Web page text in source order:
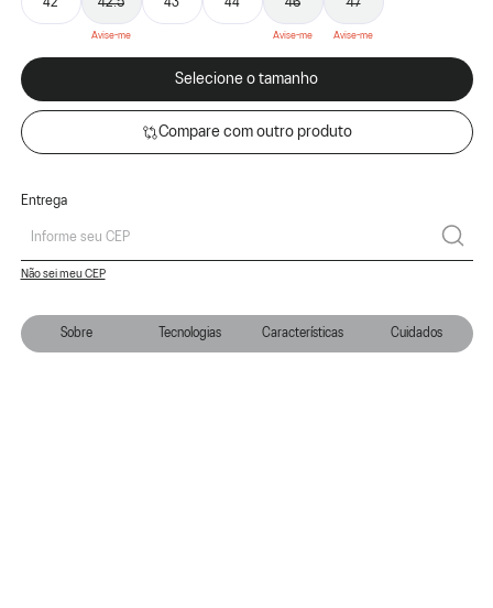
Sobre Tecnologias Características Cuidados
Selecione o tamanho
Compare com outro produto
Entrega
Não sei meu CEP